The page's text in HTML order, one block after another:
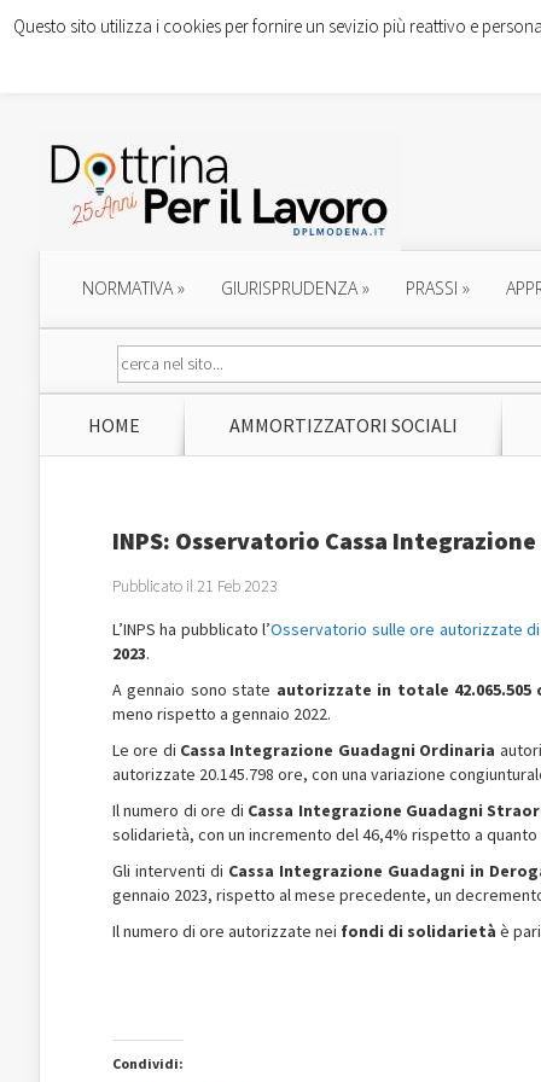
NORMATIVA» GIURISPRUDENZA» PRASSI »
HOME AMMORTIZZATORI SOCIALI
INPS: Osservatorio Cassa
Pubblicato il 21 Feb 2023
L’INPS ha pubblicato l’Osservatorio sulle ore autorizzate di
2023.
A gennaio sono state autorizzate in totale 42.065.505
meno rispetto a gennaio 2022.
Le ore di Cassa Integrazione Guadagni Ordinaria
autorizzate 20.145.798 ore, con una variazione
Il numero di ore di Cassa Integrazione Guadagni
solidarietà, con un incremento del 46,4% rispetto a
Gli interventi di Cassa Integrazione Guadagni in
gennaio 2023, rispetto al mese precedente, un
Il numero di ore autorizzate nei fondi di solidarietà è
Condividi:
Questo sito utilizza i cookies per fornire un sevizio più reattivo e